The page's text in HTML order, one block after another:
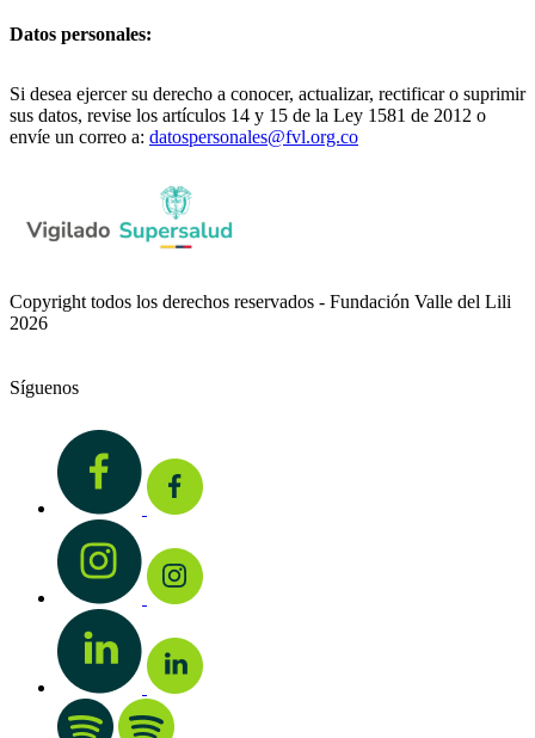
Datos personales:
Si desea ejercer su derecho a conocer, actualizar, rectificar o suprimir
sus datos, revise los artículos 14 y 15 de la Ley 1581 de 2012 o
envíe un correo a: datospersonales@fvl.org.co
Copyright todos los derechos reservados - Fundación Valle del Lili
2026
Síguenos